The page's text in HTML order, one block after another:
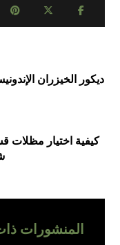
ديكور الخيزران
كيفية اختيار مظلات
المنشورات